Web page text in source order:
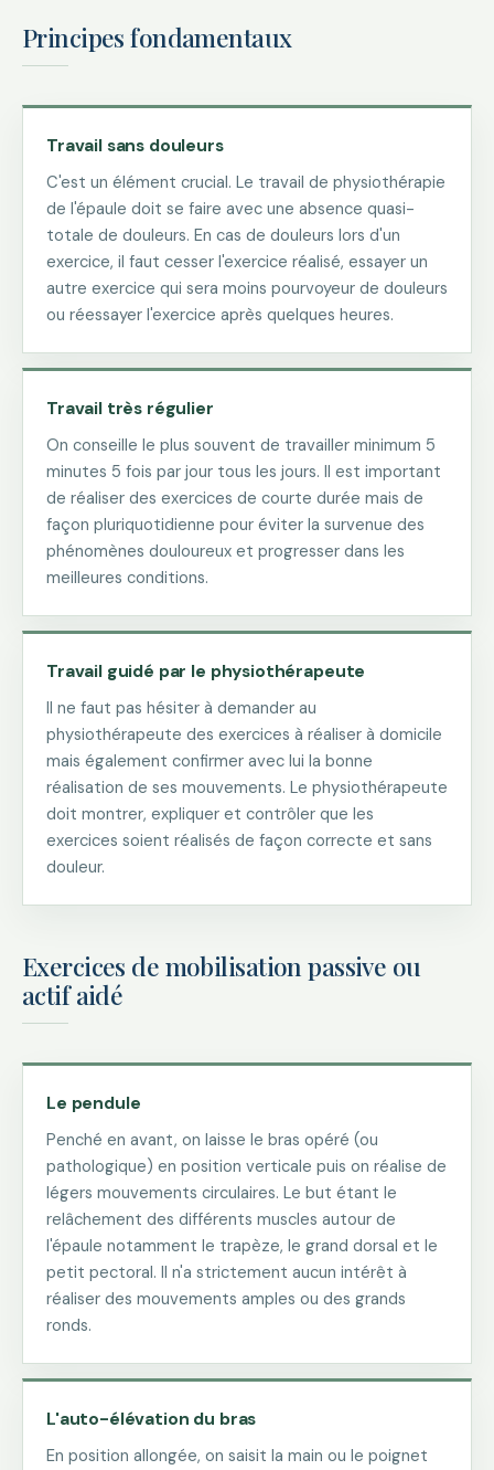
Principes fondamentaux
Travail sans douleurs
C'est un élément crucial. Le travail de physiothérapie
de l'épaule doit se faire avec une absence quasi-
totale de douleurs. En cas de douleurs lors d'un
exercice, il faut cesser l'exercice réalisé, essayer un
autre exercice qui sera moins pourvoyeur de douleurs
ou réessayer l'exercice après quelques heures.
Travail très régulier
On conseille le plus souvent de travailler minimum 5
minutes 5 fois par jour tous les jours. Il est important
de réaliser des exercices de courte durée mais de
façon pluriquotidienne pour éviter la survenue des
phénomènes douloureux et progresser dans les
meilleures conditions.
Travail guidé par le physiothérapeute
Il ne faut pas hésiter à demander au
physiothérapeute des exercices à réaliser à domicile
mais également confirmer avec lui la bonne
réalisation de ses mouvements. Le physiothérapeute
doit montrer, expliquer et contrôler que les
exercices soient réalisés de façon correcte et sans
douleur.
Exercices de mobilisation passive ou
actif aidé
Le pendule
Penché en avant, on laisse le bras opéré (ou
pathologique) en position verticale puis on réalise de
légers mouvements circulaires. Le but étant le
relâchement des différents muscles autour de
l'épaule notamment le trapèze, le grand dorsal et le
petit pectoral. Il n'a strictement aucun intérêt à
réaliser des mouvements amples ou des grands
ronds.
L'auto-élévation du bras
En position allongée, on saisit la main ou le poignet